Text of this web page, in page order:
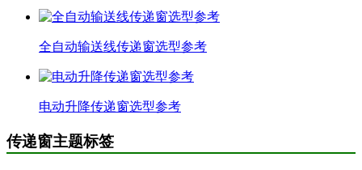
全自动输送线传递窗选型参考
电动升降传递窗选型参考
传递窗主题标签